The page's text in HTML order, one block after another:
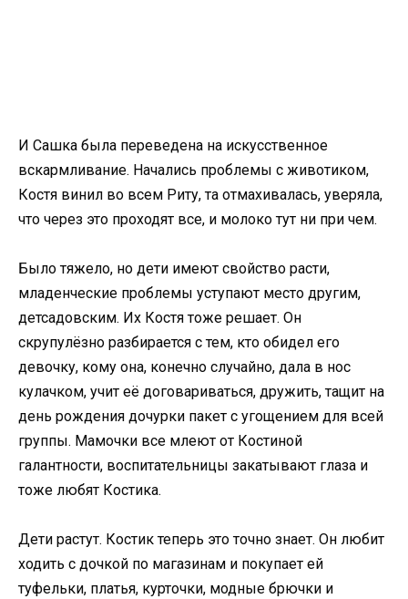
И Сашка была переведена на искусственное
вскармливание. Начались проблемы с животиком,
Костя винил во всем Риту, та отмахивалась, уверяла,
что через это проходят все, и молоко тут ни при чем.
Было тяжело, но дети имеют свойство расти,
младенческие проблемы уступают место другим,
детсадовским. Их Костя тоже решает. Он
скрупулёзно разбирается с тем, кто обидел его
девочку, кому она, конечно случайно, дала в нос
кулачком, учит её договариваться, дружить, тащит на
день рождения дочурки пакет с угощением для всей
группы. Мамочки все млеют от Костиной
галантности, воспитательницы закатывают глаза и
тоже любят Костика.
Дети растут. Костик теперь это точно знает. Он любит
ходить с дочкой по магазинам и покупает ей
туфельки, платья, курточки, модные брючки и